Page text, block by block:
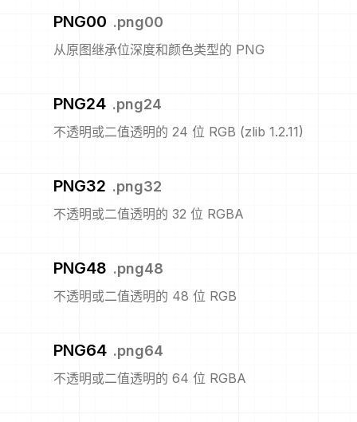
PNG00 .png00
从原图继承位深度和颜色类型的 PNG
PNG24 .png24
不透明或二值透明的 24 位 RGB (zlib 1.2.11)
PNG32 .png32
不透明或二值透明的 32 位 RGBA
PNG48 .png48
不透明或二值透明的 48 位 RGB
PNG64 .png64
不透明或二值透明的 64 位 RGBA